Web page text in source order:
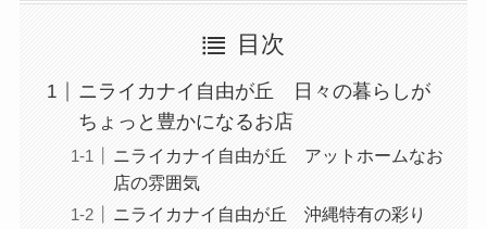
目次
ニライカナイ自由が丘 日々の暮らしが
ちょっと豊かになるお店
ニライカナイ自由が丘 アットホームなお
店の雰囲気
ニライカナイ自由が丘 沖縄特有の彩り